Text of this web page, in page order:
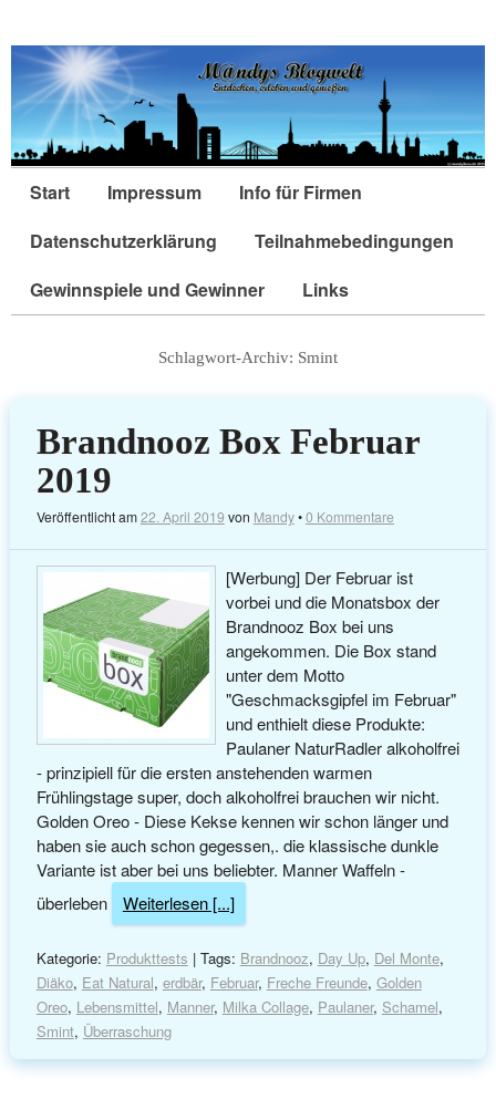
Start Impressum
Info für Firmen
Datenschutzerklärung
Teilnahmebedingungen
Gewinnspiele und Gewinner
Links
Schlagwort-Archiv: Smint
Brandnooz Box Februar
2019
Veröffentlicht am22. April 2019 von Mandy•0 Kommentare
[Werbung] Der Februar ist
vorbei und die Monatsbox der
Brandnooz Box bei uns
angekommen. Die Box stand
unter dem Motto
"Geschmacksgipfel im Februar"
und enthielt diese Produkte:
Paulaner NaturRadler alkoholfrei
- prinzipiell für die ersten anstehenden warmen
Frühlingstage super, doch alkoholfrei brauchen wir nicht.
Golden Oreo - Diese Kekse kennen wir schon länger und
haben sie auch schon gegessen,. die klassische dunkle
Variante ist aber bei uns beliebter. Manner Waffeln -
überleben
Weiterlesen [...]
Kategorie: Produkttests | Tags: Brandnooz, Day Up, Del Monte,
Diäko, Eat Natural, erdbär, Februar, Freche Freunde, Golden
Oreo, Lebensmittel, Manner, Milka Collage, Paulaner, Schamel,
Smint, Überraschung